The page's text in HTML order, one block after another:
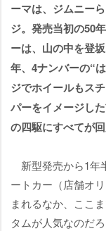
ーマは、ジムニー
ジ。発売当初の50
ーは、山の中を登
年、4ナンバーの“
ジでホイールもス
パーをイメージし
の四駆にすべてが
新型発売から1年
ートカー（店舗オ
まれるなか、ここ
タムが人気なのだ